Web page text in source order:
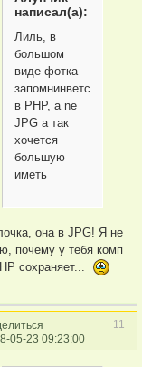
написал(а):
Лиль, в
большом
виде фотка
запомнинвется
в PHP, a ne
JPG а так
хочется
большую
иметь
она в JPG! Я не
почему у тебя комп
сохраняет...
11
05-23 09:23:00